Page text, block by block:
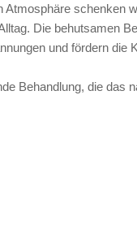
Atmosphäre schenken
Die behutsamen
und fördern die
Behandlung, die das